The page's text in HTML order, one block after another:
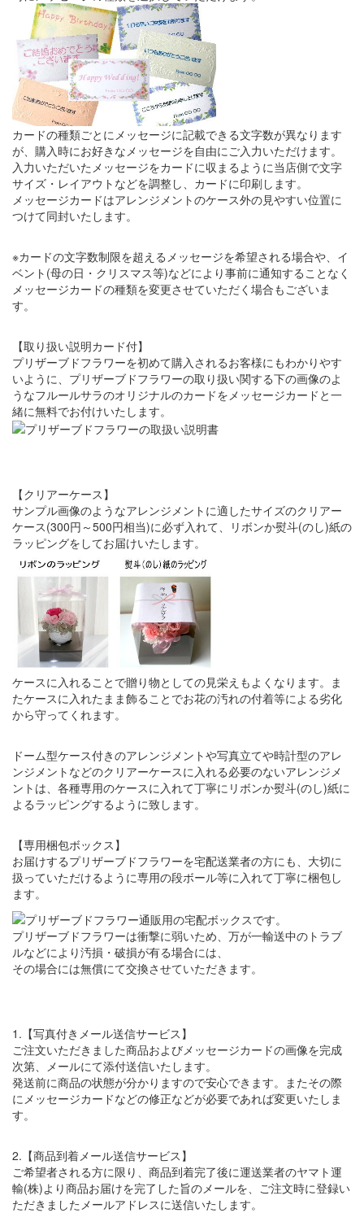
カードの種類ごとにメッセージに記載できる文字数が異なります
が、購入時にお好きなメッセージを自由にご入力いただけます。
入力いただいたメッセージをカードに収まるように当店側で文字
サイズ・レイアウトなどを調整し、カードに印刷します。
メッセージカードはアレンジメントのケース外の見やすい位置に
つけて同封いたします。
※カードの文字数制限を超えるメッセージを希望される場合や、イ
ベント(母の日・クリスマス等)などにより事前に通知することなく
メッセージカードの種類を変更させていただく場合もございま
す。
【取り扱い説明カード付】
プリザーブドフラワーを初めて購入されるお客様にもわかりやす
いように、プリザーブドフラワーの取り扱い関する下の画像のよ
うなフルールサラのオリジナルのカードをメッセージカードと一
緒に無料でお付けいたします。
【クリアーケース】
サンプル画像のようなアレンジメントに適したサイズのクリアー
ケース(300円～500円相当)に必ず入れて、リボンか熨斗(のし)紙の
ラッピングをしてお届けいたします。
ケースに入れることで贈り物としての見栄えもよくなります。ま
たケースに入れたまま飾ることでお花の汚れの付着等による劣化
から守ってくれます。
ドーム型ケース付きのアレンジメントや写真立てや時計型のアレ
ンジメントなどのクリアーケースに入れる必要のないアレンジメ
ントは、各種専用のケースに入れて丁寧にリボンか熨斗(のし)紙に
よるラッピングするように致します。
【専用梱包ボックス】
お届けするプリザーブドフラワーを宅配送業者の方にも、大切に
扱っていただけるように専用の段ボール等に入れて丁寧に梱包し
ます。
プリザーブドフラワーは衝撃に弱いため、万が一輸送中のトラブ
ルなどにより汚損・破損が有る場合には、
その場合には無償にて交換させていただきます。
1.【写真付きメール送信サービス】
ご注文いただきました商品およびメッセージカードの画像を完成
次第、メールにて添付送信いたします。
発送前に商品の状態が分かりますので安心できます。またその際
にメッセージカードなどの修正などが必要であれば変更いたしま
す。
2.【商品到着メール送信サービス】
ご希望者される方に限り、商品到着完了後に運送業者のヤマト運
輸(株)より商品お届けを完了した旨のメールを、ご注文時に登録い
ただきましたメールアドレスに送信いたします。